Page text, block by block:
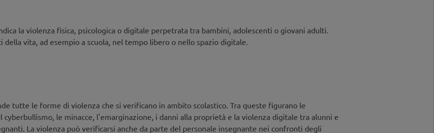
e discute le possibilità e i limiti della prevenzione e dell’intervento.
la violenza fisica, psicologica o digitale perpetrata tra bambini, adolescenti o giovani adulti.
vita, ad esempio a scuola, nel tempo libero o nello spazio digitale.
tutte le forme di violenza che si verificano in ambito scolastico. Tra queste figurano le
cyberbullismo, le minacce, l'emarginazione, i danni alla proprietà e la violenza digitale tra alunni e
La violenza può verificarsi anche da parte del personale insegnante nei confronti degli